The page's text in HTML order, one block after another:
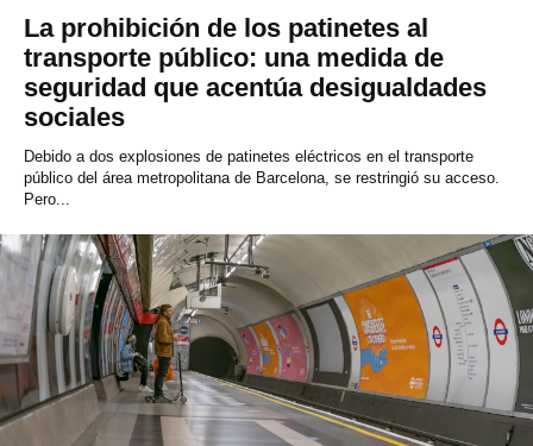
La prohibición de los patinetes al
transporte público: una medida de
seguridad que acentúa desigualdades
sociales
Debido a dos explosiones de patinetes eléctricos en el transporte
público del área metropolitana de Barcelona, se restringió su acceso.
Pero...